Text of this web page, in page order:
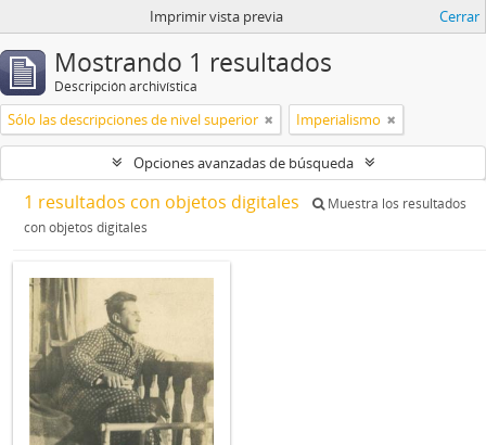
Imprimir vista previa Cerrar
Mostrando 1 resultados
Descripción archivística
Sólo las descripciones de nivel superior Imperialismo
Opciones avanzadas de búsqueda
1 resultados con objetos digitales
Muestra los resultados
con objetos digitales